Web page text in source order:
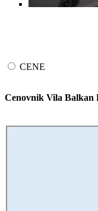
CENE
Cenovnik Vila Balkan